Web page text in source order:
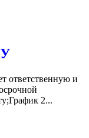
ответственную и
2...